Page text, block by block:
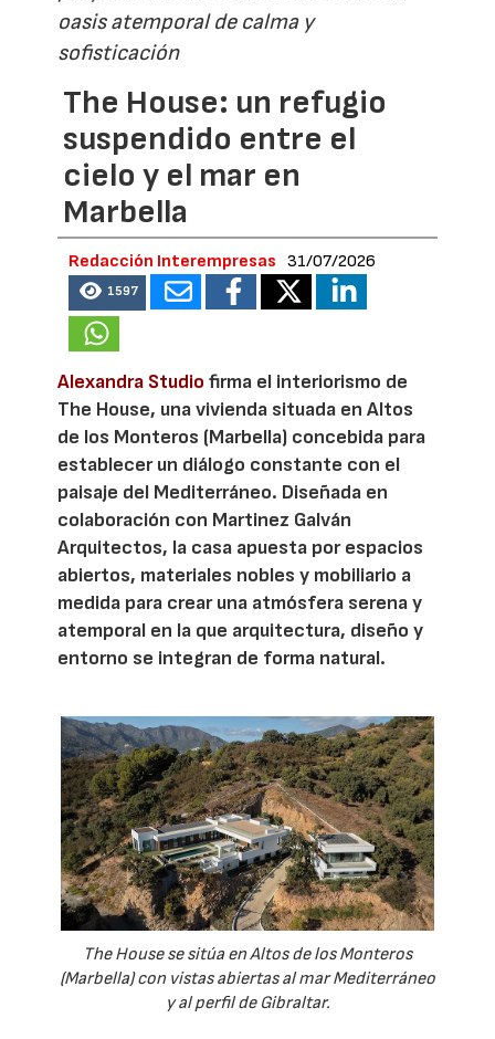
oasis atemporal de calma y
sofisticación
The House: un refugio
suspendido entre el
cielo y el mar en
Marbella
Redacción Interempresas 31/07/2026
1597
Alexandra Studio firma el interiorismo de
The House, una vivienda situada en Altos
de los Monteros (Marbella) concebida para
establecer un diálogo constante con el
paisaje del Mediterráneo. Diseñada en
colaboración con Martinez Galván
Arquitectos, la casa apuesta por espacios
abiertos, materiales nobles y mobiliario a
medida para crear una atmósfera serena y
atemporal en la que arquitectura, diseño y
entorno se integran de forma natural.
The House se sitúa en Altos de los Monteros
(Marbella) con vistas abiertas al mar Mediterráneo
y al perfil de Gibraltar.